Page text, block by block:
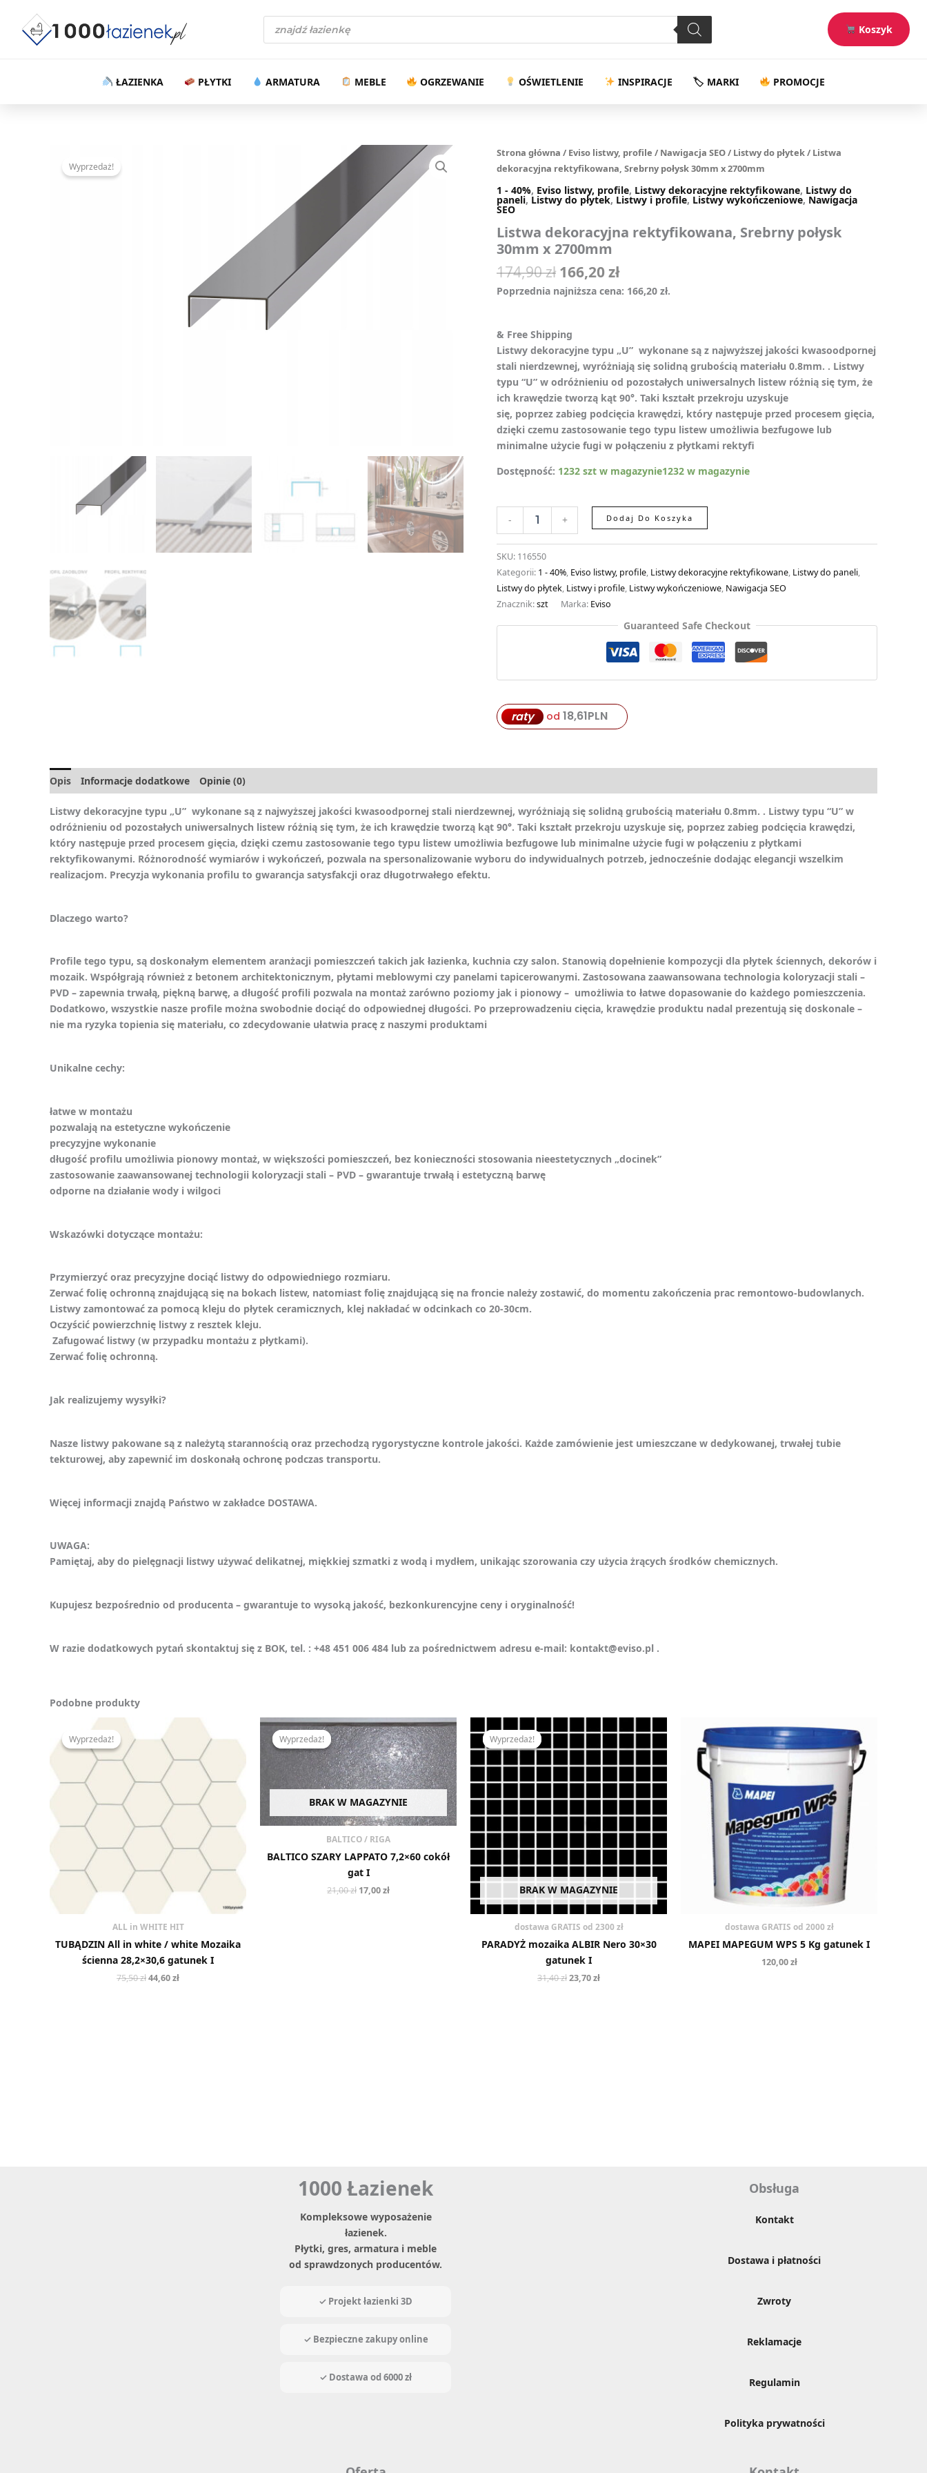
Wyszukiwarka
produktów
Koszyk
ŁAZIENKA PŁYTKI ARMATURA MEBLE OGRZEWANIE OŚWIETLENIE INSPIRACJE 🏷 MARKI PROMOCJE
Wyprzedaż!
Strona główna / Eviso listwy, profile / Nawigacja SEO/ Listwy do płytek/ Listwa
dekoracyjna rektyfikowana, Srebrny połysk 30mm x 2700mm
1 - 40%, Eviso listwy, profile, Listwy dekoracyjne rektyfikowane, Listwy do
paneli, Listwy do płytek, Listwy i profile, Listwy wykończeniowe, Nawigacja
SEO
Listwa dekoracyjna rektyfikowana, Srebrny połysk
30mm x 2700mm
174,90zł
Pierwotna
cena
wynosiła:
174,90 zł.
166,20zł
Aktualna
cena
wynosi:
166,20 zł.
Poprzednia najniższa cena: 166,20 zł.
& Free Shipping
Listwy dekoracyjne typu „U” wykonane są z najwyższej jakości kwasoodpornej
stali nierdzewnej, wyróżniają się solidną grubością materiału 0.8mm. . Listwy
typu “U” w odróżnieniu od pozostałych uniwersalnych listew różnią się tym, że
ich krawędzie tworzą kąt 90°. Taki kształt przekroju uzyskuje
się, poprzez zabieg podcięcia krawędzi, który następuje przed procesem gięcia,
dzięki czemu zastosowanie tego typu listew umożliwia bezfugowe lub
minimalne użycie fugi w połączeniu z płytkami rektyfi
Dostępność: 1232 szt w magazynie1232 w magazynie
-
Listwa
dekoracyjna
rektyfikowana,
Srebrny
połysk
x
2700mm
+ Dodaj Do Koszyka
SKU: 116550
Kategorii: 1 - 40%, Eviso listwy, profile, Listwy dekoracyjne rektyfikowane, Listwy do paneli,
Listwy do płytek, Listwy i profile, Listwy wykończeniowe, Nawigacja SEO
Znacznik:szt Marka: Eviso
Guaranteed Safe Checkout
raty od 18,61PLN
Opis Informacje dodatkowe Opinie (0)
Listwy dekoracyjne typu „U” wykonane są z najwyższej jakości kwasoodpornej stali nierdzewnej, wyróżniają się solidną grubością materiału 0.8mm. . Listwy typu “U” w
odróżnieniu od pozostałych uniwersalnych listew różnią się tym, że ich krawędzie tworzą kąt 90°. Taki kształt przekroju uzyskuje się, poprzez zabieg podcięcia krawędzi,
który następuje przed procesem gięcia, dzięki czemu zastosowanie tego typu listew umożliwia bezfugowe lub minimalne użycie fugi w połączeniu z płytkami
rektyfikowanymi. Różnorodność wymiarów i wykończeń, pozwala na spersonalizowanie wyboru do indywidualnych potrzeb, jednocześnie dodając elegancji wszelkim
realizacjom. Precyzja wykonania profilu to gwarancja satysfakcji oraz długotrwałego efektu.
Dlaczego warto?
Profile tego typu, są doskonałym elementem aranżacji pomieszczeń takich jak łazienka, kuchnia czy salon. Stanowią dopełnienie kompozycji dla płytek ściennych, dekorów i
mozaik. Współgrają również z betonem architektonicznym, płytami meblowymi czy panelami tapicerowanymi. Zastosowana zaawansowana technologia koloryzacji stali –
PVD – zapewnia trwałą, piękną barwę, a długość profili pozwala na montaż zarówno poziomy jak i pionowy – umożliwia to łatwe dopasowanie do każdego pomieszczenia.
Dodatkowo, wszystkie nasze profile można swobodnie dociąć do odpowiednej długości. Po przeprowadzeniu cięcia, krawędzie produktu nadal prezentują się doskonale –
nie ma ryzyka topienia się materiału, co zdecydowanie ułatwia pracę z naszymi produktami
Unikalne cechy:
łatwe w montażu
pozwalają na estetyczne wykończenie
precyzyjne wykonanie
długość profilu umożliwia pionowy montaż, w większości pomieszczeń, bez konieczności stosowania nieestetycznych „docinek”
zastosowanie zaawansowanej technologii koloryzacji stali – PVD – gwarantuje trwałą i estetyczną barwę
odporne na działanie wody i wilgoci
Wskazówki dotyczące montażu:
Przymierzyć oraz precyzyjne dociąć listwy do odpowiedniego rozmiaru.
Zerwać folię ochronną znajdującą się na bokach listew, natomiast folię znajdującą się na froncie należy zostawić, do momentu zakończenia prac remontowo-budowlanych.
Listwy zamontować za pomocą kleju do płytek ceramicznych, klej nakładać w odcinkach co 20-30cm.
Oczyścić powierzchnię listwy z resztek kleju.
Zafugować listwy (w przypadku montażu z płytkami).
Zerwać folię ochronną.
Jak realizujemy wysyłki?
Nasze listwy pakowane są z należytą starannością oraz przechodzą rygorystyczne kontrole jakości. Każde zamówienie jest umieszczane w dedykowanej, trwałej tubie
tekturowej, aby zapewnić im doskonałą ochronę podczas transportu.
Więcej informacji znajdą Państwo w zakładce DOSTAWA.
UWAGA:
Pamiętaj, aby do pielęgnacji listwy używać delikatnej, miękkiej szmatki z wodą i mydłem, unikając szorowania czy użycia żrących środków chemicznych.
Kupujesz bezpośrednio od producenta – gwarantuje to wysoką jakość, bezkonkurencyjne ceny i oryginalność!
W razie dodatkowych pytań skontaktuj się z BOK, tel. : +48 451 006 484 lub za pośrednictwem adresu e-mail: kontakt@eviso.pl .
Podobne produkty
Wyprzedaż!
Wyprzedaż!
ALL in WHITE HIT
TUBĄDZIN All in white / white Mozaika
ścienna 28,2×30,6 gatunek I
75,50zł
Pierwotna
wynosiła:
75,50 zł.
44,60zł
wynosi:
44,60 zł.
Wyprzedaż!
BRAK W MAGAZYNIE
Wyprzedaż!
BALTICO / RIGA
BALTICO SZARY LAPPATO 7,2×60 cokół
gat I
21,00zł
Pierwotna
cena
wynosiła:
21,00 zł.
17,00zł
Aktualna
cena
wynosi:
17,00 zł.
Wyprzedaż!
BRAK W MAGAZYNIE
Wyprzedaż!
dostawa GRATIS od 2300 zł
PARADYŻ mozaika ALBIR Nero 30×30
gatunek I
31,40zł
cena
23,70zł
cena
dostawa GRATIS od 2000 zł
MAPEI MAPEGUM WPS 5 Kg gatunek I
120,00zł
1000 Łazienek
Kompleksowe wyposażenie
łazienek.
Płytki, gres, armatura i meble
od sprawdzonych producentów.
✓ Projekt łazienki 3D
✓ Bezpieczne zakupy online
✓ Dostawa od 6000 zł
Obsługa
Kontakt
Dostawa i płatności
Zwroty
Reklamacje
Regulamin
Polityka prywatności
połysk
30mm
x